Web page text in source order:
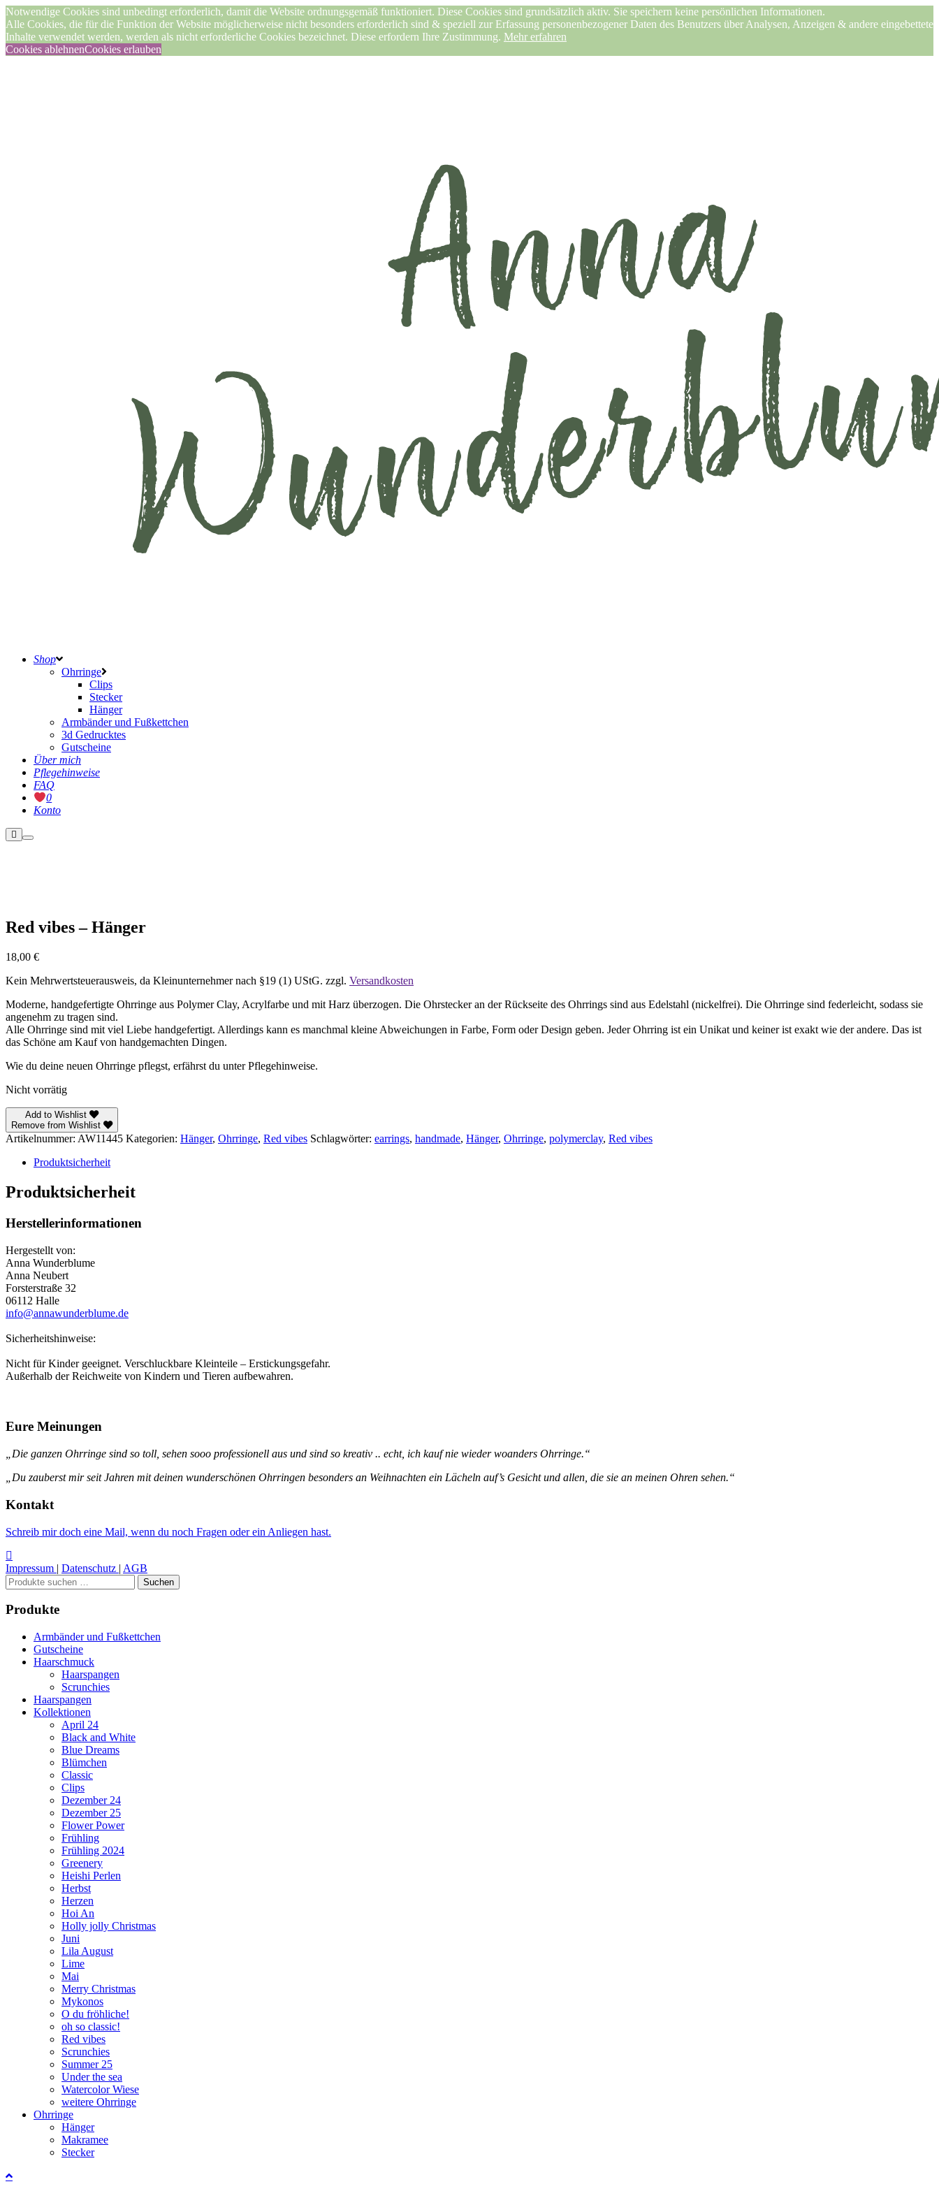
Notwendige Cookies sind unbedingt erforderlich, damit die Website ordnungsgemäß funktioniert. Diese Cookies sind grundsätzlich aktiv. Sie speichern keine persönlichen Informationen.
Alle Cookies, die für die Funktion der Website möglicherweise nicht besonders erforderlich sind & speziell zur Erfassung personenbezogener Daten des Benutzers über Analysen, Anzeigen & andere eingebettete
Inhalte verwendet werden, werden als nicht erforderliche Cookies bezeichnet. Diese erfordern Ihre Zustimmung. Mehr erfahren
Cookies ablehnenCookies erlauben
Shop
Ohrringe
Clips
Stecker
Hänger
Armbänder und Fußkettchen
3d Gedrucktes
Gutscheine
Über mich
Pflegehinweise
FAQ
0
Konto
Weitere
Informationen
Hauptmenü
Red vibes – Hänger
18,00 €
Kein Mehrwertsteuerausweis, da Kleinunternehmer nach §19 (1) UStG. zzgl. Versandkosten
Moderne, handgefertigte Ohrringe aus Polymer Clay, Acrylfarbe und mit Harz überzogen. Die Ohrstecker an der Rückseite des Ohrrings sind aus Edelstahl (nickelfrei). Die Ohrringe sind federleicht, sodass sie
angenehm zu tragen sind.
Alle Ohrringe sind mit viel Liebe handgefertigt. Allerdings kann es manchmal kleine Abweichungen in Farbe, Form oder Design geben. Jeder Ohrring ist ein Unikat und keiner ist exakt wie der andere. Das ist
das Schöne am Kauf von handgemachten Dingen.
Wie du deine neuen Ohrringe pflegst, erfährst du unter Pflegehinweise.
Nicht vorrätig
Add to Wishlist
Remove from Wishlist
Artikelnummer: AW11445 Kategorien: Hänger, Ohrringe, Red vibes Schlagwörter: earrings, handmade, Hänger, Ohrringe, polymerclay, Red vibes
Produktsicherheit
Produktsicherheit
Herstellerinformationen
Hergestellt von:
Anna Wunderblume
Anna Neubert
Forsterstraße 32
06112 Halle
info@annawunderblume.de
Sicherheitshinweise:
Nicht für Kinder geeignet. Verschluckbare Kleinteile – Erstickungsgefahr.
Außerhalb der Reichweite von Kindern und Tieren aufbewahren.
Eure Meinungen
„Die ganzen Ohrringe sind so toll, sehen sooo professionell aus und sind so kreativ .. echt, ich kauf nie wieder woanders Ohrringe.“
„Du zauberst mir seit Jahren mit deinen wunderschönen Ohrringen besonders an Weihnachten ein Lächeln auf’s Gesicht und allen, die sie an meinen Ohren sehen.“
Kontakt
Schreib mir doch eine Mail, wenn du noch Fragen oder ein Anliegen hast.
Impressum | Datenschutz | AGB
Suchen
nach:
Suchen
Produkte
Armbänder und Fußkettchen
Gutscheine
Haarschmuck
Haarspangen
Scrunchies
Haarspangen
Kollektionen
April 24
Black and White
Blue Dreams
Blümchen
Classic
Clips
Dezember 24
Dezember 25
Flower Power
Frühling
Frühling 2024
Greenery
Heishi Perlen
Herbst
Herzen
Hoi An
Holly jolly Christmas
Juni
Lila August
Lime
Mai
Merry Christmas
Mykonos
O du fröhliche!
oh so classic!
Red vibes
Scrunchies
Summer 25
Under the sea
Watercolor Wiese
weitere Ohrringe
Ohrringe
Hänger
Makramee
Stecker